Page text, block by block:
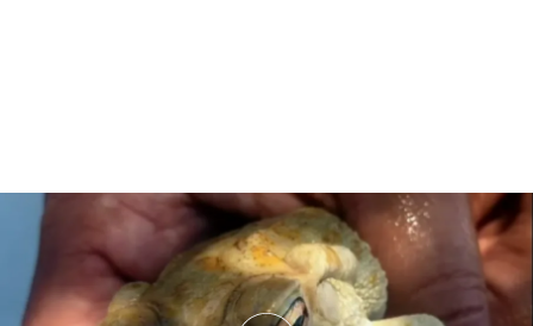
Un estudio revela que el veneno del sapo bufo podría ser el antídoto contra
la depresión y la ansiedad